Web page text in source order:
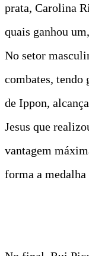
prata, Carolina
quais ganhou
No setor
combates, tendo
de Ippon,
Jesus que
vantagem
forma a medalha